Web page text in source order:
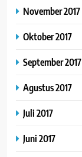
November 2017
Oktober 2017
September 2017
Agustus 2017
Juli 2017
Juni 2017